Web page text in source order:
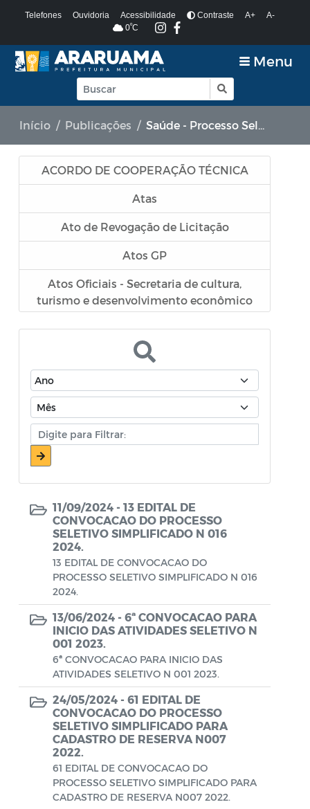
Telefones Ouvidoria Acessibilidade Contraste A+
A-
0ºC
Menu
Início Publicações Saúde - Processo Seletivo de Agente Comunitário de Saúde e Agente de Combate às Endemias
ACORDO DE COOPERAÇÃO TÉCNICA
Atas
Ato de Revogação de Licitação
Atos GP
Atos Oficiais - Secretaria de cultura,
turismo e desenvolvimento econômico
Atos Oficiais - Secretaria de Educação
Atos Oficiais - Secretaria de Fazenda e
Planejamento
Atos Oficiais - Secretaria de Saúde
Atos Oficiais - Secretaria de Transportes
Atos Oficiais - Secretaria Municipal de
Atos Oficiais - Secretaria Municipal de
Política Social, Trabalho, Habitação,
Terceira Idade e Desenvolvimento
Humano
Autorização Para Início de Obras
Aviso de rescisão unilateral
CADEP - Comissão de Análise de Defesa
Prévia
CONCURSO GUARDA MUNICIPAL Nº 002
Concurso Público
Conselho Municipal - CACS FUNDEB
Conselho Municipal de Assistência Social
de Araruama - COMASO
11/09/2024 - 13 EDITAL DE
CONVOCACAO DO PROCESSO
SELETIVO SIMPLIFICADO N 016
2024.
13 EDITAL DE CONVOCACAO DO
PROCESSO SELETIVO SIMPLIFICADO N 016
2024.
13/06/2024 - 6ª CONVOCACAO PARA
INICIO DAS ATIVIDADES SELETIVO N
001 2023.
6ª CONVOCACAO PARA INICIO DAS
ATIVIDADES SELETIVO N 001 2023.
24/05/2024 - 61 EDITAL DE
CONVOCACAO DO PROCESSO
SELETIVO SIMPLIFICADO PARA
CADASTRO DE RESERVA N007
2022.
61 EDITAL DE CONVOCACAO DO
PROCESSO SELETIVO SIMPLIFICADO PARA
CADASTRO DE RESERVA N007 2022.